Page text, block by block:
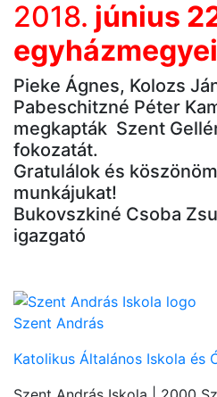
2018. június
Pieke Ágnes, Kolozs
Pabeschitzné Péter
megkapták Szent
fokozatát.
Gratulálok és
munkájukat!
Bukovszkiné Csoba
igazgató
Szent András
Katolikus Általános Iskola és